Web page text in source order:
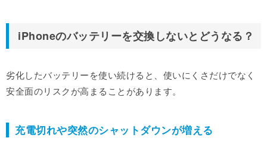
iPhoneのバッテリーを交換しないとどうなる？
劣化したバッテリーを使い続けると、使いにくさだけでなく
安全面のリスクが高まることがあります。
充電切れや突然のシャットダウンが増える